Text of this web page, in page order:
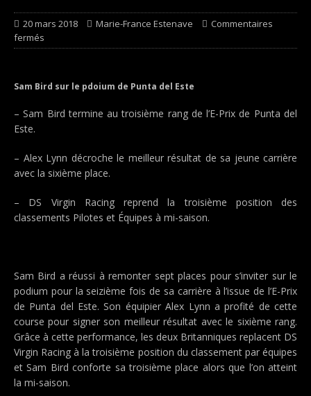
20 mars 2018 Marie-France Estenave
Commentaires
fermés
Sam Bird sur le pdoium de Punta del Este
– Sam Bird termine au troisième rang de l’E-Prix de Punta del
Este.
– Alex Lynn décroche le meilleur résultat de sa jeune carrière
avec la sixième place.
– DS Virgin Racing reprend la troisième position des
classements Pilotes et Équipes à mi-saison.
Sam Bird a réussi à remonter sept places pour s’inviter sur le
podium pour la seizième fois de sa carrière à l’issue de l’E-Prix
de Punta del Este. Son équipier Alex Lynn a profité de cette
course pour signer son meilleur résultat avec le sixième rang.
Grâce à cette performance, les deux Britanniques replacent DS
Virgin Racing à la troisième position du classement par équipes
et Sam Bird conforte sa troisième place alors que l’on atteint
la mi-saison.